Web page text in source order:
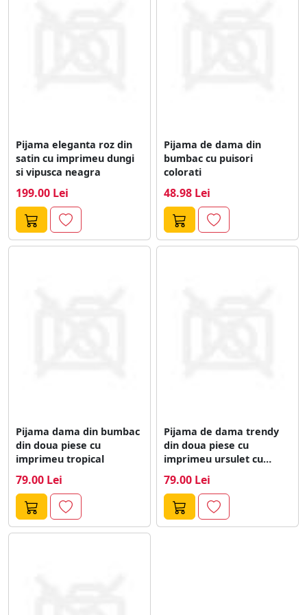
Pijama eleganta roz din
satin cu imprimeu dungi
si vipusca neagra
199.00 Lei
Pijama de dama din
bumbac cu puisori
colorati
48.98 Lei
Pijama dama din bumbac
din doua piese cu
imprimeu tropical
79.00 Lei
Pijama de dama trendy
din doua piese cu
imprimeu ursulet cu
79.00 Lei